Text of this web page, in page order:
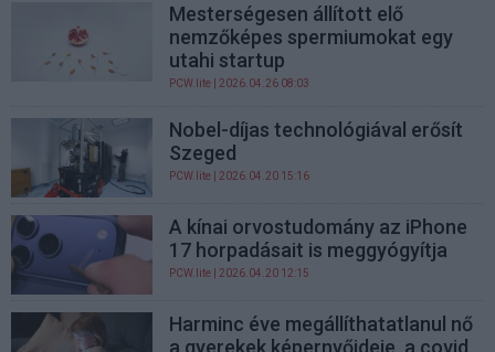
Mesterségesen állított elő
nemzőképes spermiumokat egy
utahi startup
PCW.lite | 2026.04.26 08:03
Nobel-díjas technológiával erősít
Szeged
PCW.lite | 2026.04.20 15:16
A kínai orvostudomány az iPhone
17 horpadásait is meggyógyítja
PCW.lite | 2026.04.20 12:15
Harminc éve megállíthatatlanul nő